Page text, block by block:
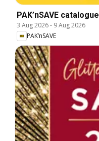
PAK’nSAVE catalogue
3 Aug 2026- 9 Aug 2026
PAK’nSAVE